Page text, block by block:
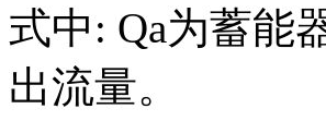
式中: Qa为蓄能
出流量。